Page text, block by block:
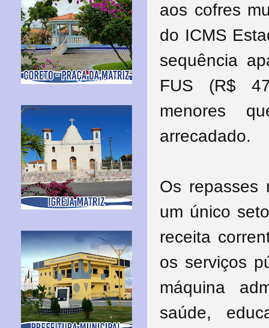
aos cofres
do ICMS
sequência
FUS (R$
menores
arrecadado.
Os repasses
um único
receita
os serviços
máquina
saúde,